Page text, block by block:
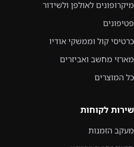
מיקרופונים לאולפן ולשידור
פטיפונים
כרטיסי קול וממשקי אודיו
מארזי מחשב ואביזרים
כל המוצרים
שירות לקוחות
מעקב הזמנות